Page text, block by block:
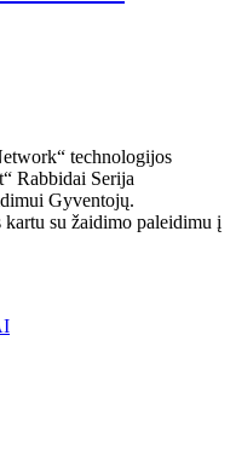
technologijos
Rabbidai Serija
Gyventojų.
su žaidimo paleidimu į